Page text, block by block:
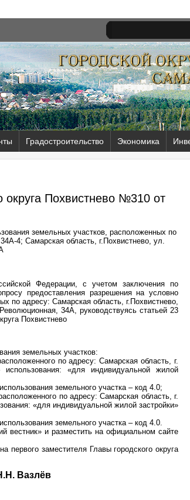
Градостроительство Экономика
округа Похвистнево №310 от
земельных участков, расположенных по
4; Самарская область, г.Похвистнево, ул.
Федерации, с учетом заключения по
предоставления разрешения на условно
по адресу: Самарская область, г.Похвистнево,
34А, руководствуясь статьей 23
Похвистнево
земельных участков:
по адресу: Самарская область, г.
«для индивидуальной жилой
земельного участка – код 4.0;
по адресу: Самарская область, г.
«для индивидуальной жилой застройки»
земельного участка – код 4.0.
вестник» и разместить на официальном сайте
первого заместителя Главы городского округа